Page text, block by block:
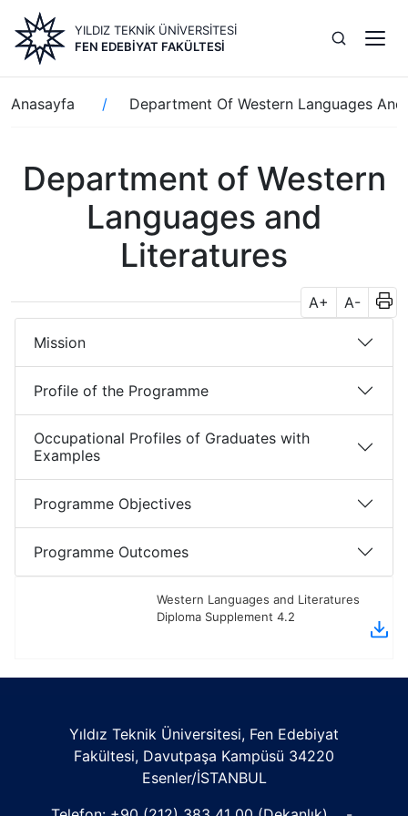
içeriğe
atla
YILDIZ TEKNİK ÜNİVERSİTESİ
FEN EDEBIYAT FAKÜLTESI
Sayfa
yolu
Anasayfa Department Of Western Languages
Department of Western
Languages and
Literatures
A+ A-
Mission
Profile of the Programme
Occupational Profiles of Graduates with
Examples
Programme Objectives
Programme Outcomes
Western Languages and Literatures
Diploma Supplement 4.2
Yıldız Teknik Üniversitesi, Fen Edebiyat
Fakültesi, Davutpaşa Kampüsü 34220
Esenler/İSTANBUL